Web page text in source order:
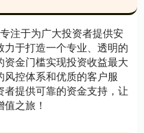
注于为广大投资者提供安
于打造一个专业、透明的
金门槛实现投资收益最大
控体系和优质的客户服
提供可靠的资金支持，让
之旅！